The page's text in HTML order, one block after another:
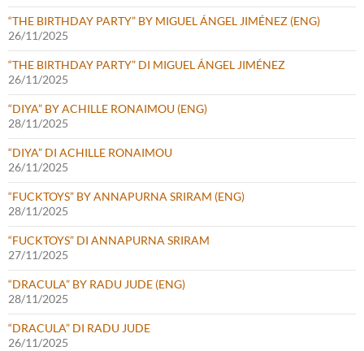
“THE BIRTHDAY PARTY” BY MIGUEL ÁNGEL JIMÉNEZ (ENG)
26/11/2025
“THE BIRTHDAY PARTY” DI MIGUEL ÁNGEL JIMÉNEZ
26/11/2025
“DIYA” BY ACHILLE RONAIMOU (ENG)
28/11/2025
“DIYA” DI ACHILLE RONAIMOU
26/11/2025
“FUCKTOYS” BY ANNAPURNA SRIRAM (ENG)
28/11/2025
“FUCKTOYS” DI ANNAPURNA SRIRAM
27/11/2025
“DRACULA” BY RADU JUDE (ENG)
28/11/2025
“DRACULA” DI RADU JUDE
26/11/2025